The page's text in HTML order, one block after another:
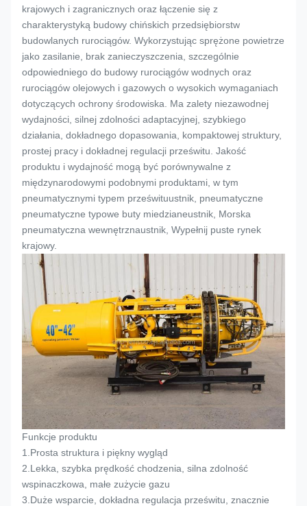
krajowych i zagranicznych oraz łączenie się z
charakterystyką budowy chińskich przedsiębiorstw
budowlanych rurociągów. Wykorzystując sprężone powietrze
jako zasilanie, brak zanieczyszczenia, szczególnie
odpowiedniego do budowy rurociągów wodnych oraz
rurociągów olejowych i gazowych o wysokich wymaganiach
dotyczących ochrony środowiska. Ma zalety niezawodnej
wydajności, silnej zdolności adaptacyjnej, szybkiego
działania, dokładnego dopasowania, kompaktowej struktury,
prostej pracy i dokładnej regulacji prześwitu. Jakość
produktu i wydajność mogą być porównywalne z
międzynarodowymi podobnymi produktami, w tym
pneumatycznymi typem prześwituustnik, pneumatyczne
pneumatyczne typowe buty miedzianeustnik, Morska
pneumatyczna wewnętrznaustnik, Wypełnij puste rynek
krajowy.
Funkcje produktu
1. Prosta struktura i piękny wygląd
2. Lekka, szybka prędkość chodzenia, silna zdolność
wspinaczkowa, małe zużycie gazu
3. Duże wsparcie, dokładna regulacja prześwitu, znacznie